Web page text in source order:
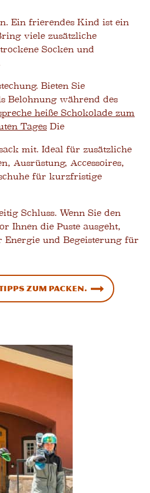
Ein frierendes Kind ist ein
viele zusätzliche
Socken und
Bieten Sie
Belohnung während des
heiße Schokolade zum
Tages Die
mit. Ideal für zusätzliche
Ausrüstung, Accessoires,
für kurzfristige
Schluss. Wenn Sie den
Ihnen die Puste ausgeht,
Energie und Begeisterung für
zum Packen.